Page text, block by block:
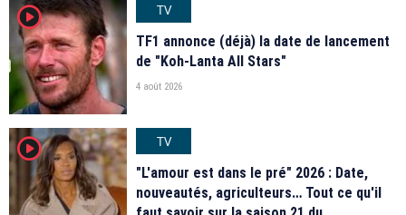
player2
TV
TF1 annonce (déjà) la date de lancement
de "Koh-Lanta All Stars"
4 août 2026
player2
TV
"L'amour est dans le pré" 2026 : Date,
nouveautés, agriculteurs… Tout ce qu'il